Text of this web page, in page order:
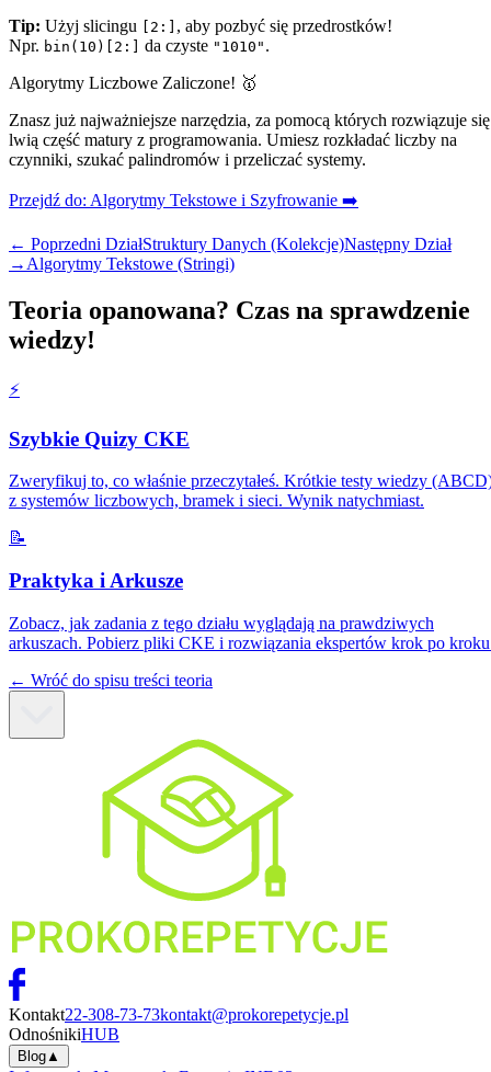
Tip: Użyj slicingu [2:] , aby pozbyć się przedrostków!
Npr. bin(10)[2:] da czyste "1010" .
Algorytmy Liczbowe Zaliczone! 🥇
Znasz już najważniejsze narzędzia, za pomocą których rozwiązuje się
lwią część matury z programowania. Umiesz rozkładać liczby na
czynniki, szukać palindromów i przeliczać systemy.
Przejdź do: Algorytmy Tekstowe i Szyfrowanie ➡️
← Poprzedni DziałStruktury Danych (Kolekcje)Następny Dział
→ Algorytmy Tekstowe (Stringi)
Teoria opanowana? Czas na sprawdzenie
wiedzy!
⚡️
Szybkie Quizy CKE
Zweryfikuj to, co właśnie przeczytałeś. Krótkie testy wiedzy
z systemów liczbowych, bramek i sieci. Wynik natychmiast.
📝
Praktyka i Arkusze
Zobacz, jak zadania z tego działu wyglądają na prawdziwych
arkuszach. Pobierz pliki CKE i rozwiązania ekspertów krok po
← Wróć do spisu treści teoria
Kontakt22-308-73-73kontakt@prokorepetycje.pl
OdnośnikiHUB
Blog ▲